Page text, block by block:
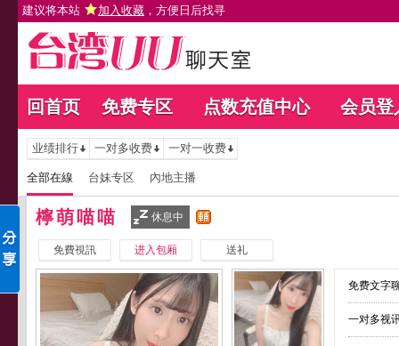
建议将本站 加入收藏 ，方便日后找寻
回首页 免费专区 点数充值中心 会员登
业绩排行 一对多收费 一对一收费
全部在線 台妹专区 內地主播
檸萌喵喵 休息中
免費視訊 进入包厢 送礼
免费文字
一对多视